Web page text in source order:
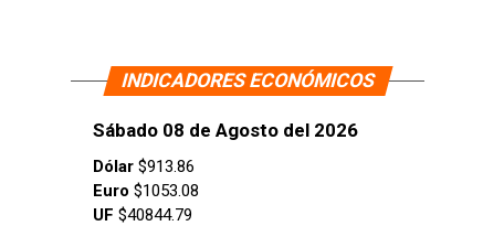
INDICADORES ECONÓMICOS
Sábado 08 de Agosto del 2026
Dólar $913.86
Euro $1053.08
UF $40844.79